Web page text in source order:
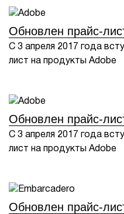
Обновлен прайс-
С 3 апреля 2017 года
лист на продукты Adobe
Обновлен прайс-
С 3 апреля 2017 года
лист на продукты Adobe
Обновлен прайс-